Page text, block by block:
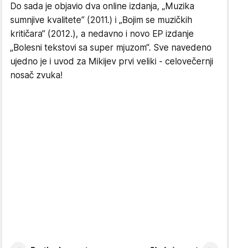
Do sada je objavio dva online izdanja, „Muzika
sumnjive kvalitete“ (2011.) i „Bojim se muzičkih
kritičara“ (2012.), a nedavno i novo EP izdanje
„Bolesni tekstovi sa super mjuzom“. Sve navedeno
ujedno je i uvod za Mikijev prvi veliki - celovečernji
nosač zvuka!